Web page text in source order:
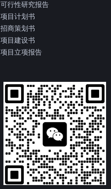
可行性研究报告
项目计划书
招商策划书
项目建设书
项目立项报告